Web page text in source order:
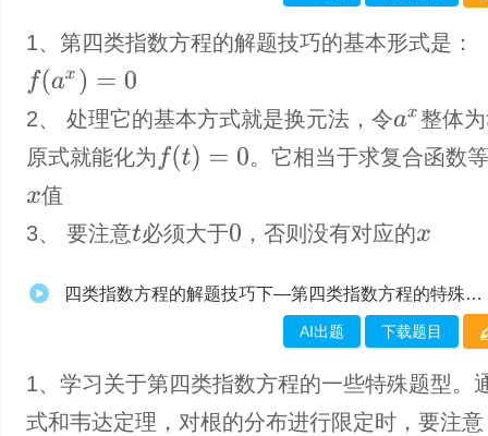
1、第四类指数方程的解题技巧的基本形式是：
(ax )=0
2、 处理它的基本方式就是换元法，令ax 整体为
原式就能化为 (t)=0 。它相当于求复合函数
x 值
3、 要注意t 必须大于0 ，否则没有对应的x
四类指数方程的解题技巧下—第四类指数方程的特殊题型
AI出题 下载题目
1、学习关于第四类指数方程的一些特殊题型。
式和韦达定理，对根的分布进行限定时，要注